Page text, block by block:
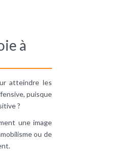
à
atteindre les
puisque
?
une image
ou de